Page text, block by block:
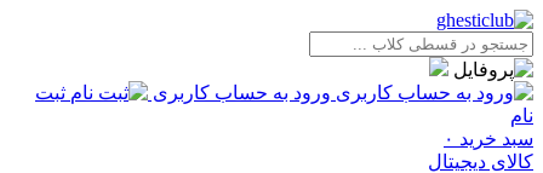
ورود به حساب کاربری
ثبت
نام
سبد خرید ۰
کالای دیجیتال